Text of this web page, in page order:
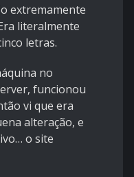
extremamente
literalmente
letras.
no
funcionou
vi que era
alteração, e
o site